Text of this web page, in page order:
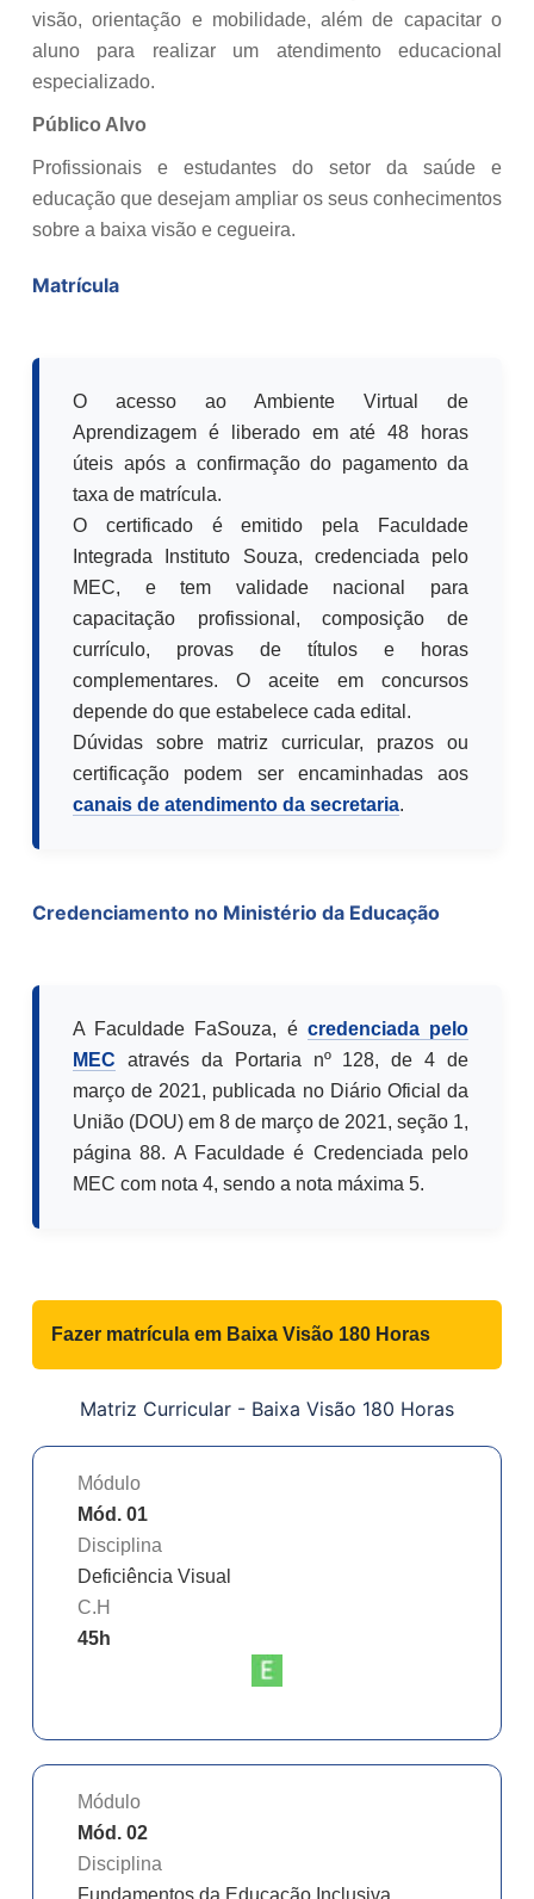
visão, orientação e mobilidade, além de capacitar o
aluno para realizar um atendimento educacional
especializado.
Público Alvo
Profissionais e estudantes do setor da saúde e
educação que desejam ampliar os seus conhecimentos
sobre a baixa visão e cegueira.
Matrícula
O acesso ao Ambiente Virtual de
Aprendizagem é liberado em até 48 horas
úteis após a confirmação do pagamento da
taxa de matrícula.
O certificado é emitido pela Faculdade
Integrada Instituto Souza, credenciada pelo
MEC, e tem validade nacional para
capacitação profissional, composição de
currículo, provas de títulos e horas
complementares. O aceite em concursos
depende do que estabelece cada edital.
Dúvidas sobre matriz curricular, prazos ou
certificação podem ser encaminhadas aos
canais de atendimento da secretaria.
Credenciamento no Ministério da Educação
A Faculdade FaSouza, é credenciada pelo
MEC através da Portaria nº 128, de 4 de
março de 2021, publicada no Diário Oficial da
União (DOU) em 8 de março de 2021, seção 1,
página 88. A Faculdade é Credenciada pelo
MEC com nota 4, sendo a nota máxima 5.
Fazer matrícula em Baixa Visão 180 Horas
Matriz Curricular - Baixa Visão 180 Horas
Módulo
Mód. 01
Disciplina
Deficiência Visual
C.H
45h
Módulo
Mód. 02
Disciplina
Fundamentos da Educação Inclusiva